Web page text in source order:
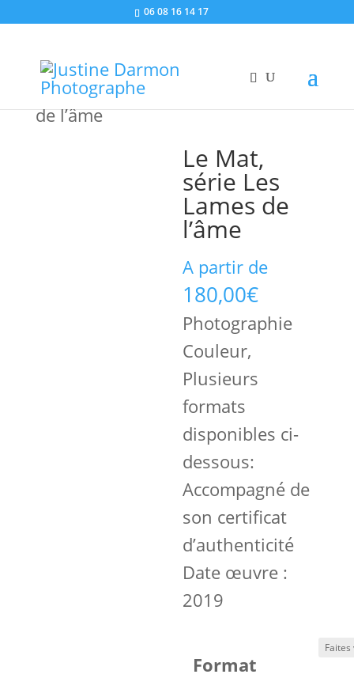
06 08 16 14 17
Accueil Tirages d’Art
de l’âme/ Le Mat, série Les Lames
de l’âme
Le Mat,
série Les
Lames de
l’âme
A partir de
180,00€
Photographie
Couleur,
Plusieurs
formats
disponibles ci-
dessous:
Accompagné de
son certificat
d’authenticité
Date œuvre :
2019
Format